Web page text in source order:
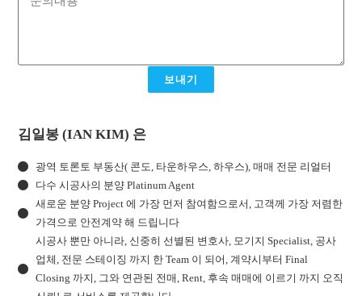
보내기
김일봉 (IAN KIM) 은
광역 토론토 부동산( 콘도, 타운하우스, 하우스), 매매 전문 리얼터
다수 시공사의 분양 Platinum Agent
새로운 분양 Project 에 가장 먼저 참여함으로서, 고객께 가장 저렴한
가격으로 안전계약 해 드립니다
시공사 뿐만 아니라, 신중히 선별된 변호사, 모기지 Specialist, 공사
업체, 전문 스테이징 까지 한 Team 이 되어, 계약시부터 Final
Closing 까지, 그와 연관된 전매, Rent, 후속 매매에 이르기 까지 오직